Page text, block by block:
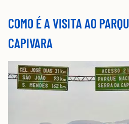
COMO É A VISITA AO
CAPIVARA